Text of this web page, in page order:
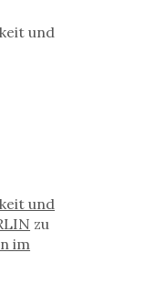
und
und
zu
im